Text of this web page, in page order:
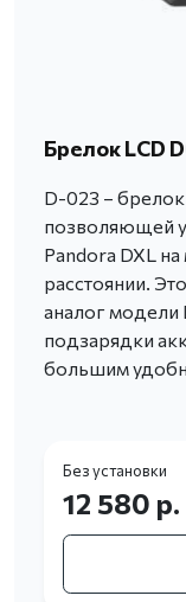
Брелок LCD
D-023 –
позволяющей
Pandora DXL
расстоянии.
аналог модели
подзарядки
большим
Без установки
12 580 р.